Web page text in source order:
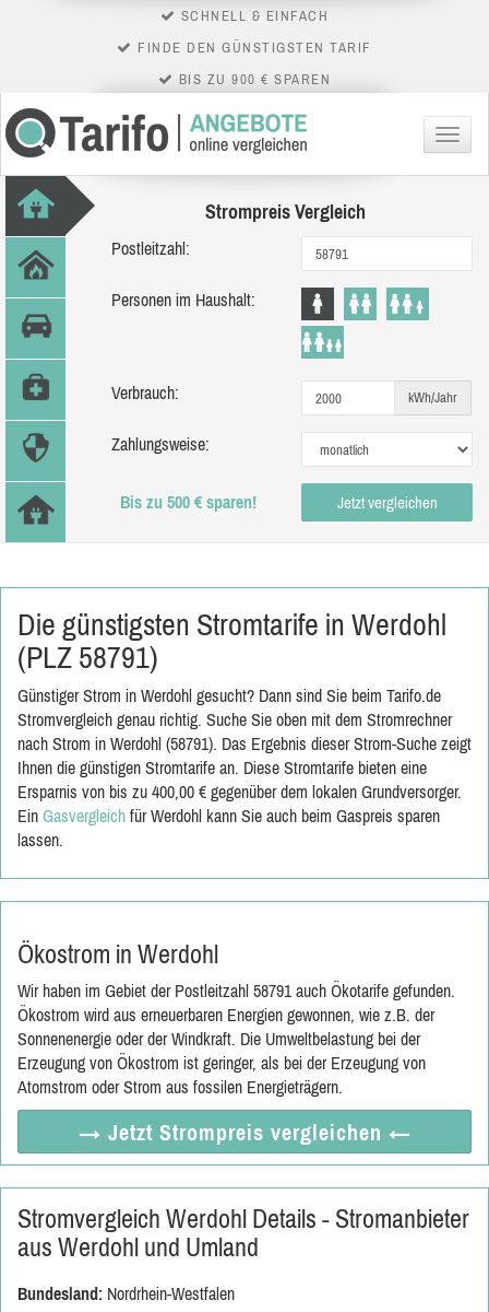
SCHNELL & EINFACH
FINDE DEN GÜNSTIGSTEN TARIF
BIS ZU 900 € SPAREN
Menü
Strompreis Vergleich
Postleitzahl:
Personen im Haushalt:
Verbrauch: kWh/Jahr
Zahlungsweise:
Bis zu 500 € sparen! Jetzt vergleichen
Die günstigsten Stromtarife in Werdohl
(PLZ 58791)
Günstiger Strom in Werdohl gesucht? Dann sind Sie beim Tarifo.de
Stromvergleich genau richtig. Suche Sie oben mit dem Stromrechner
nach Strom in Werdohl (58791). Das Ergebnis dieser Strom-Suche zeigt
Ihnen die günstigen Stromtarife an. Diese Stromtarife bieten eine
Ersparnis von bis zu 400,00 € gegenüber dem lokalen Grundversorger.
Ein Gasvergleich für Werdohl kann Sie auch beim Gaspreis sparen
lassen.
Ökostrom in Werdohl
Wir haben im Gebiet der Postleitzahl 58791 auch Ökotarife gefunden.
Ökostrom wird aus erneuerbaren Energien gewonnen, wie z.B. der
Sonnenenergie oder der Windkraft. Die Umweltbelastung bei der
Erzeugung von Ökostrom ist geringer, als bei der Erzeugung von
Atomstrom oder Strom aus fossilen Energieträgern.
→ Jetzt Strompreis vergleichen ←
Stromvergleich Werdohl Details - Stromanbieter
aus Werdohl und Umland
Bundesland: Nordrhein-Westfalen